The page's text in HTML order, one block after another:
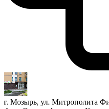
г. Мозырь, ул. Митрополита